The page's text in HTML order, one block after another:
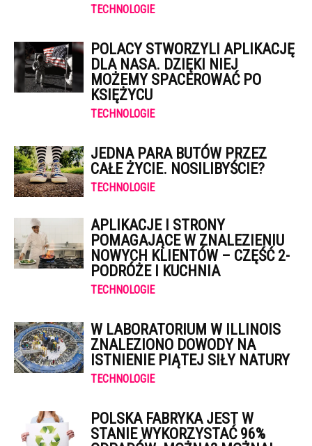
TECHNOLOGIE
POLACY STWORZYLI APLIKACJĘ
DLA NASA. DZIĘKI NIEJ
MOŻEMY SPACEROWAĆ PO
KSIĘŻYCU
TECHNOLOGIE
JEDNA PARA BUTÓW PRZEZ
CAŁE ŻYCIE. NOSILIBYŚCIE?
TECHNOLOGIE
APLIKACJE I STRONY
POMAGAJĄCE W ZNALEZIENIU
NOWYCH KLIENTÓW – CZĘŚĆ 2-
PODRÓŻE I KUCHNIA
TECHNOLOGIE
W LABORATORIUM W ILLINOIS
ZNALEZIONO DOWODY NA
ISTNIENIE PIĄTEJ SIŁY NATURY
TECHNOLOGIE
POLSKA FABRYKA JEST W
STANIE WYKORZYSTAĆ 96%